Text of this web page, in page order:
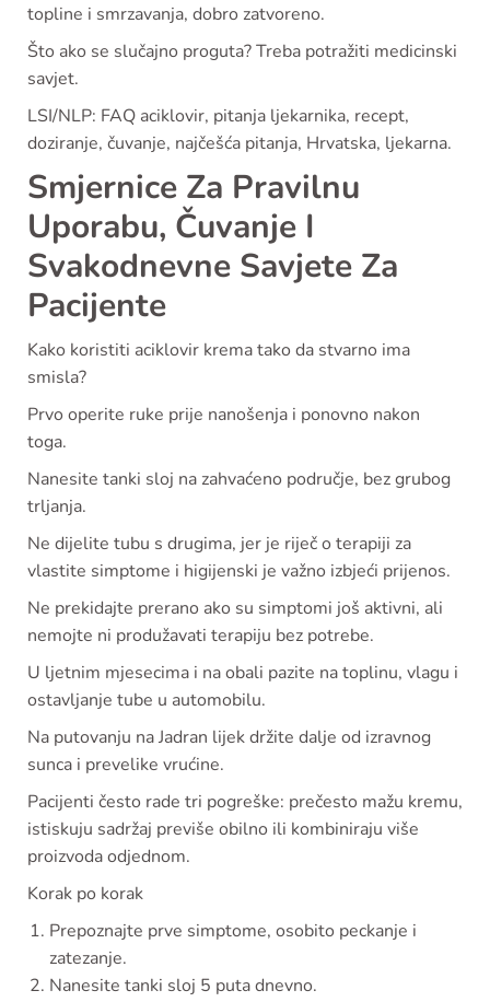
topline i smrzavanja, dobro zatvoreno.
Što ako se slučajno proguta? Treba potražiti medicinski
savjet.
LSI/NLP: FAQ aciklovir, pitanja ljekarnika, recept,
doziranje, čuvanje, najčešća pitanja, Hrvatska, ljekarna.
Smjernice Za Pravilnu
Uporabu, Čuvanje I
Svakodnevne Savjete Za
Pacijente
Kako koristiti aciklovir krema tako da stvarno ima
smisla?
Prvo operite ruke prije nanošenja i ponovno nakon
toga.
Nanesite tanki sloj na zahvaćeno područje, bez grubog
trljanja.
Ne dijelite tubu s drugima, jer je riječ o terapiji za
vlastite simptome i higijenski je važno izbjeći prijenos.
Ne prekidajte prerano ako su simptomi još aktivni, ali
nemojte ni produžavati terapiju bez potrebe.
U ljetnim mjesecima i na obali pazite na toplinu, vlagu i
ostavljanje tube u automobilu.
Na putovanju na Jadran lijek držite dalje od izravnog
sunca i prevelike vrućine.
Pacijenti često rade tri pogreške: prečesto mažu kremu,
istiskuju sadržaj previše obilno ili kombiniraju više
proizvoda odjednom.
Korak po korak
Prepoznajte prve simptome, osobito peckanje i
zatezanje.
Nanesite tanki sloj 5 puta dnevno.